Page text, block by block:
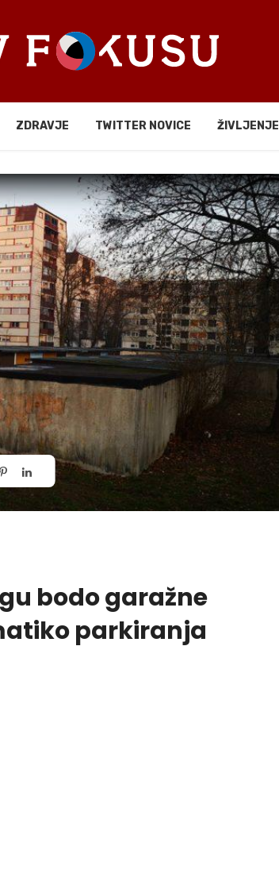
ZDRAVJE TWITTER NOVICE ŽIVLJENJE
bodo garažne
parkiranja